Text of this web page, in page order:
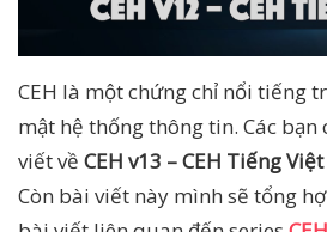
CEH là một chứng chỉ nổi tiếng
mật hệ thống thông tin. Các bạn
viết về CEH v13 – CEH Tiếng Việt
Còn bài viết này mình sẽ tổng